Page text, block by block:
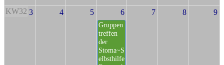
KW32 3 4 5 6
Gruppen
treffen
der
Stoma~S
elbsthilfe
7 8 9